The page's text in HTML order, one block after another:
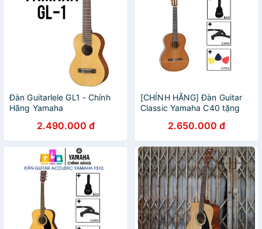
Đàn Guitarlele GL1 - Chính
Hãng Yamaha
2.490.000 đ
[CHÍNH HÃNG] Đàn Guitar
Classic Yamaha C40 tặng
CHỤP TẠI SHOP
2.650.000 đ